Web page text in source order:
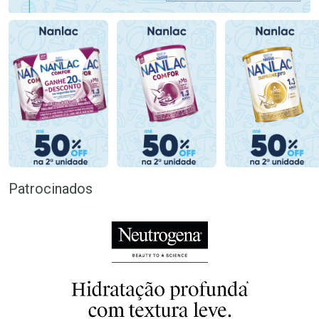
Patrocinados